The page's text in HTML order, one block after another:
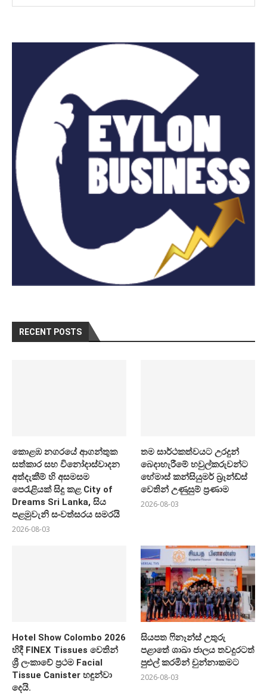
RECENT POSTS
කොළඹ නගරයේ ආගන්තුක
සත්කාර සහ විනෝදාස්වාදන
අත්දැකීම් හි අසමසම
පෙරැළියක් සිදු කළ City of
Dreams Sri Lanka, සිය
පළමුවැනි සංවත්සරය සමරයි
2026-08-03
තම සාර්ථකත්වයට උරදුන්
බෙදාහැරීමේ හවුල්කරුවන්ට
හේමාස් කන්සියුමර් බ්‍රෑන්ඩ්ස්
වෙතින් උණුසුම් ප්‍රණාම
2026-08-03
Hotel Show Colombo 2026
හිදී FINEX Tissues වෙතින්
ශ්‍රී ලංකාවේ ප්‍රථම Facial
Tissue Canister හඳුන්වා
දෙයි.
සියපත ෆිනෑන්ස් උතුරු
පළාතේ ශාඛා ජාලය තවදුරටත්
පුළුල් කරමින් චුන්නාකමට
2026-08-03